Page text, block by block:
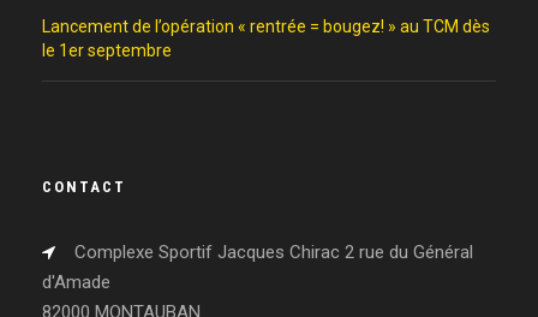
Lancement de l’opération « rentrée = bougez! » au TCM dès
le 1er septembre
CONTACT
Complexe Sportif Jacques Chirac 2 rue du Général
d'Amade
82000 MONTAUBAN